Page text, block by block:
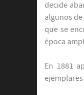
decide
algunos
que se
época
En 1881
ejemplares